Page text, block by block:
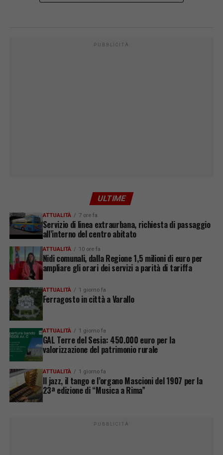
PUBBLICITÀ
ULTIME
ATTUALITÀ 7 ore fa
Servizio di linea extraurbana, richiesta di passaggio
all’interno del centro abitato
ATTUALITÀ 10 ore fa
Nidi comunali, dalla Regione 1,5 milioni di euro per
ampliare gli orari dei servizi a parità di tariffa
ATTUALITÀ 1 giorno fa
Ferragosto in città a Varallo
ATTUALITÀ 1 giorno fa
GAL Terre del Sesia: 450.000 euro per la
valorizzazione del patrimonio rurale
ATTUALITÀ 1 giorno fa
Il jazz, il tango e l’organo Mascioni del 1907 per la
23ª edizione di “Musica a Rima”
PUBBLICITÀ